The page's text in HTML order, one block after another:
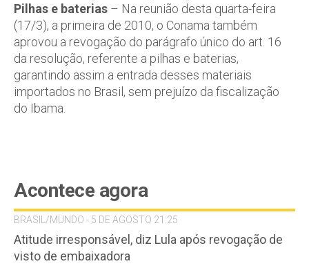
Pilhas e baterias – Na reunião desta quarta-feira
(17/3), a primeira de 2010, o Conama também
aprovou a revogação do parágrafo único do art. 16
da resolução, referente a pilhas e baterias,
garantindo assim a entrada desses materiais
importados no Brasil, sem prejuízo da fiscalização
do Ibama.
Acontece agora
BRASIL/MUNDO - 5 DE AGOSTO 21:25
Atitude irresponsável, diz Lula após revogação de
visto de embaixadora